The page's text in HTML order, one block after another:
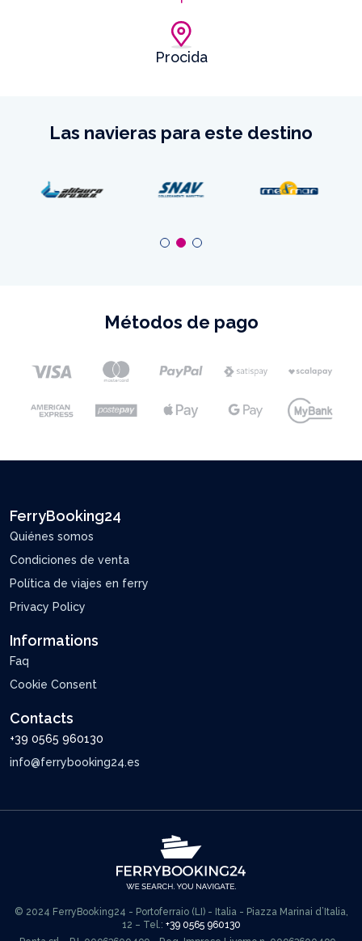
Procida
Las navieras para este destino
Métodos de pago
FerryBooking24
Quiénes somos
Condiciones de venta
Política de viajes en ferry
Privacy Policy
Informations
Faq
Cookie Consent
Contacts
+39 0565 960130
info@ferrybooking24.es
© 2024 FerryBooking24 - Portoferraio (LI) - Italia - Piazza Marinai d’Italia,
12 – Tel.: +39 0565 960130